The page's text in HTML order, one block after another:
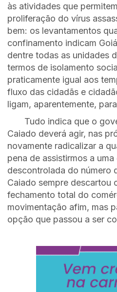
às atividades que
proliferação do vírus
bem: os levantamentos
confinamento indicam
dentre todas as unidades
termos de isolamento
praticamente igual aos
fluxo das cidadãs e
ligam, aparentemente,
Tudo indica que o
Caiado deverá agir, nas
novamente radicalizar a
pena de assistirmos a
descontrolada do número
Caiado sempre descartou
fechamento total do
movimentação afim, mas
opção que passou a ser